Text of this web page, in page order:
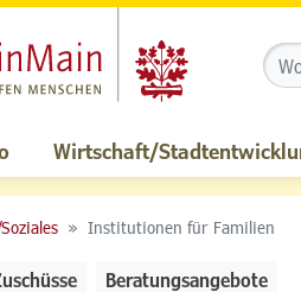
Wirtschaft/
Institutionen für Familien
Beratungsangebote